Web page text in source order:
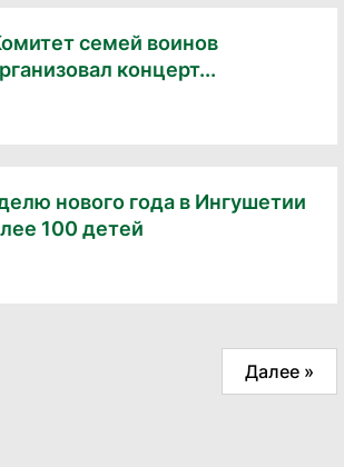
семей воинов
концерт...
нового года в Ингушетии
100 детей
Далее »